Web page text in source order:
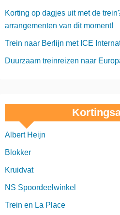
Korting op dagjes uit met de
arrangementen van dit moment!
Trein naar Berlijn met ICE
Duurzaam treinreizen naar
Albert Heijn
Blokker
Kruidvat
NS Spoordeelwinkel
Trein en La Place